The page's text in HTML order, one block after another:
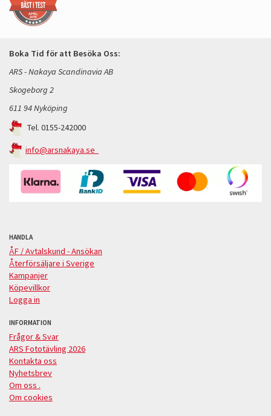
Boka Tid för att Besöka Oss:
ARS - Nakaya Scandinavia AB
Skogeborg 2
611 94 Nyköping
Tel. 0155-242000
info@arsnakaya.se
HANDLA
ÅF / Avtalskund - Ansökan
Återförsäljare i Sverige
Kampanjer
Köpevillkor
Logga in
INFORMATION
Frågor & Svar
ARS Fototävling 2026
Kontakta oss
Nyhetsbrev
Om oss .
Om cookies